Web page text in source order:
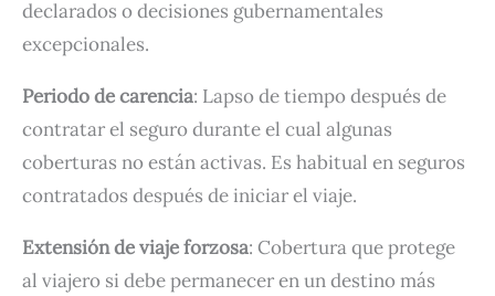
declarados o decisiones gubernamentales
excepcionales.
Periodo de carencia: Lapso de tiempo después de
contratar el seguro durante el cual algunas
coberturas no están activas. Es habitual en seguros
contratados después de iniciar el viaje.
Extensión de viaje forzosa: Cobertura que protege
al viajero si debe permanecer en un destino más